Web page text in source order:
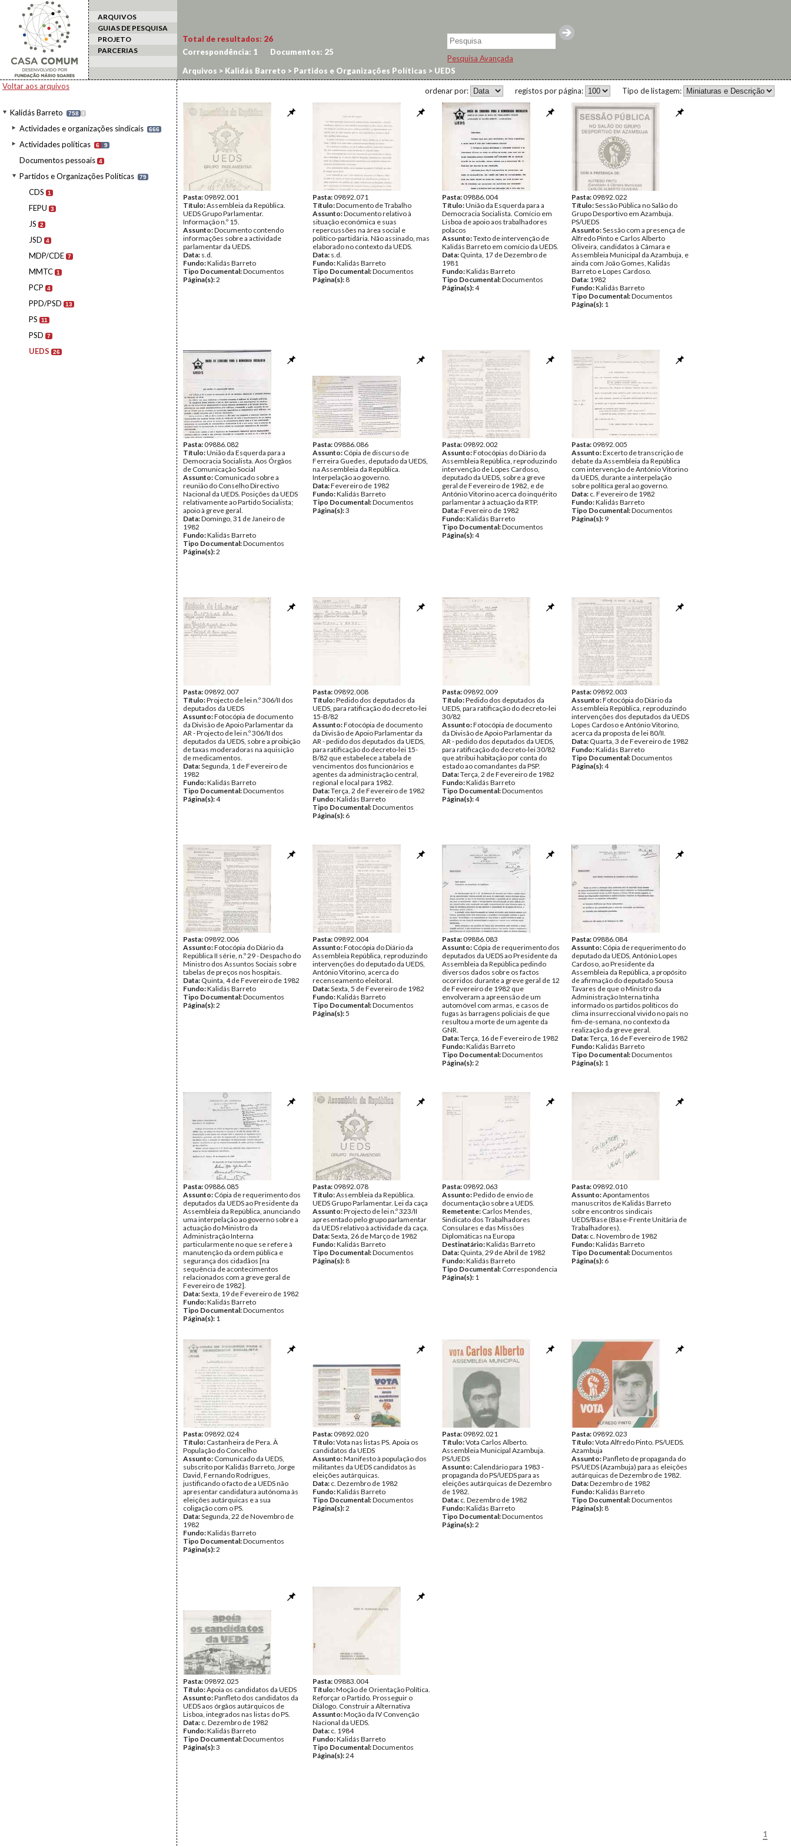
ARQUIVOS
GUIAS DE PESQUISA
PROJETO
PARCERIAS
Pesquisa Avançada
Voltar aos arquivos
Kalidás Barreto 758 I
Actividades e organizações sindicais 666
Actividades políticas 6 9
Documentos pessoais 4
Partidos e Organizações Políticas 79
CDS 1
FEPU 3
JS 2
JSD 4
MDP/CDE 7
MMTC 1
PCP 4
PPD/PSD 13
PS 11
PSD 7
UEDS 26
Total de resultados: 26
Correspondência: 1 Documentos: 25
Arquivos > Kalidás Barreto > Partidos e Organizações Políticas > UEDS
Tipo de listagem:
registos por página:
ordenar por:
Pasta:09892.001
Título:Assembleia da República.
UEDS Grupo Parlamentar.
Informação n.º 15.
Assunto:Documento contendo
informações sobre a actividade
parlamentar da UEDS.
Data: s.d.
Fundo:Kalidás Barreto
Tipo Documental:Documentos
Página(s):2
Pasta:09892.071
Título:Documento de Trabalho
Assunto:Documento relativo à
situação económica e suas
repercussões na área social e
político-partidária. Não assinado, mas
elaborado no contexto da UEDS.
Data: s.d.
Fundo:Kalidás Barreto
Tipo Documental:Documentos
Página(s): 8
Pasta:09886.004
Título:União da Esquerda para a
Democracia Socialista. Comício em
Lisboa de apoio aos trabalhadores
polacos
Assunto:Texto de intervenção de
Kalidás Barreto em comício da UEDS.
Data: Quinta, 17 de Dezembro de
1981
Fundo:Kalidás Barreto
Tipo Documental:Documentos
Página(s):4
Pasta:09892.022
Título:Sessão Pública no Salão do
Grupo Desportivo em Azambuja.
PS/UEDS
Assunto:Sessão com a presença de
Alfredo Pinto e Carlos Alberto
Oliveira, candidatos à Câmara e
Assembleia Municipal da Azambuja, e
ainda com João Gomes, Kalidás
Barreto e Lopes Cardoso.
Data: 1982
Fundo:Kalidás Barreto
Tipo Documental:Documentos
Página(s): 1
Pasta:09886.082
Título:União da Esquerda para a
Democracia Socialista. Aos Órgãos
de Comunicação Social
Assunto: Comunicado sobre a
reunião do Conselho Directivo
Nacional da UEDS. Posições da UEDS
relativamente ao Partido Socialista;
apoio à greve geral.
Data:Domingo, 31 de Janeiro de
1982
Fundo:Kalidás Barreto
Tipo Documental:Documentos
Página(s):2
Pasta:09886.086
Assunto: Cópia de discurso de
Ferreira Guedes, deputado da UEDS,
na Assembleia da República.
Interpelação ao governo.
Data:Fevereiro de 1982
Fundo:Kalidás Barreto
Tipo Documental:Documentos
Página(s):3
Pasta:09892.002
Assunto:Fotocópias do Diário da
Assembleia República, reproduzindo
intervenção de Lopes Cardoso,
deputado da UEDS, sobre a greve
geral de Fevereiro de 1982, e de
António Vitorino acerca do inquérito
parlamentar à actuação da RTP.
Data:Fevereiro de 1982
Fundo:Kalidás Barreto
Tipo Documental:Documentos
Página(s):4
Pasta:09892.005
Assunto:Excerto de transcrição de
debate da Assembleia da República
com intervenção de António Vitorino
da UEDS, durante a interpelação
sobre política geral ao governo.
Data: c. Fevereiro de 1982
Fundo:Kalidás Barreto
Tipo Documental:Documentos
Página(s): 9
Pasta:09892.007
Título:Projecto de lei n.º 306/II dos
deputados da UEDS
Assunto:Fotocópia de documento
da Divisão de Apoio Parlamentar da
AR - Projecto de lei n.º 306/II dos
deputados da UEDS, sobre a proibição
de taxas moderadoras na aquisição
de medicamentos.
Data:Segunda, 1 de Fevereiro de
1982
Fundo:Kalidás Barreto
Tipo Documental:Documentos
Página(s):4
Pasta:09892.008
Título:Pedido dos deputados da
UEDS, para ratificação do decreto-lei
15-B/82
Assunto:Fotocópia de documento
da Divisão de Apoio Parlamentar da
AR - pedido dos deputados da UEDS,
para ratificação do decreto-lei 15-
B/82 que estabelece a tabela de
vencimentos dos funcionários e
agentes da administração central,
regional e local para 1982.
Data:Terça, 2 de Fevereiro de 1982
Fundo:Kalidás Barreto
Tipo Documental:Documentos
Página(s): 6
Pasta:09892.009
Título:Pedido dos deputados da
UEDS, para ratificação do decreto-lei
30/82
Assunto:Fotocópia de documento
da Divisão de Apoio Parlamentar da
AR - pedido dos deputados da UEDS,
para ratificação do decreto-lei 30/82
que atribui habitação por conta do
estado ao comandantes da PSP.
Data:Terça, 2 de Fevereiro de 1982
Fundo:Kalidás Barreto
Tipo Documental:Documentos
Página(s):4
Pasta:09892.003
Assunto:Fotocópia do Diário da
Assembleia República, reproduzindo
intervenções dos deputados da UEDS
Lopes Cardoso e António Vitorino,
acerca da proposta de lei 80/II.
Data: Quarta, 3 de Fevereiro de 1982
Fundo:Kalidás Barreto
Tipo Documental:Documentos
Página(s):4
Pasta:09892.006
Assunto:Fotocópia do Diário da
República II série, n.º 29 - Despacho do
Ministro dos Assuntos Sociais sobre
tabelas de preços nos hospitais.
Data: Quinta, 4 de Fevereiro de 1982
Fundo:Kalidás Barreto
Tipo Documental:Documentos
Página(s):2
Pasta:09892.004
Assunto:Fotocópia do Diário da
Assembleia República, reproduzindo
intervenções do deputado da UEDS,
António Vitorino, acerca do
recenseamento eleitoral.
Data:Sexta, 5 de Fevereiro de 1982
Fundo:Kalidás Barreto
Tipo Documental:Documentos
Página(s):5
Pasta:09886.083
Assunto: Cópia de requerimento dos
deputados da UEDS ao Presidente da
Assembleia da República pedindo
diversos dados sobre os factos
ocorridos durante a greve geral de 12
de Fevereiro de 1982 que
envolveram a apreensão de um
automóvel com armas, e casos de
fugas às barragens policiais de que
resultou a morte de um agente da
GNR.
Data:Terça, 16 de Fevereiro de 1982
Fundo:Kalidás Barreto
Tipo Documental:Documentos
Página(s):2
Pasta:09886.084
Assunto: Cópia de requerimento do
deputado da UEDS, António Lopes
Cardoso, ao Presidente da
Assembleia da República, a propósito
de afirmação do deputado Sousa
Tavares de que o Ministro da
Administração Interna tinha
informado os partidos políticos do
clima insurreccional vivido no país no
fim-de-semana, no contexto da
realização da greve geral.
Data:Terça, 16 de Fevereiro de 1982
Fundo:Kalidás Barreto
Tipo Documental:Documentos
Página(s): 1
Pasta:09886.085
Assunto: Cópia de requerimento dos
deputados da UEDS ao Presidente da
Assembleia da República, anunciando
uma interpelação ao governo sobre a
actuação do Ministro da
Administração Interna
particularmente no que se refere à
manutenção da ordem pública e
segurança dos cidadãos [na
sequência de acontecimentos
relacionados com a greve geral de
Fevereiro de 1982].
Data:Sexta, 19 de Fevereiro de 1982
Fundo:Kalidás Barreto
Tipo Documental:Documentos
Página(s): 1
Pasta:09892.078
Título:Assembleia da República.
UEDS Grupo Parlamentar. Lei da caça
Assunto:Projecto de lei n.º 323/II
apresentado pelo grupo parlamentar
da UEDS relativo à actividade da caça.
Data:Sexta, 26 de Março de 1982
Fundo:Kalidás Barreto
Tipo Documental:Documentos
Página(s): 8
Pasta:09892.063
Assunto:Pedido de envio de
documentação sobre a UEDS.
Remetente: Carlos Mendes,
Sindicato dos Trabalhadores
Consulares e das Missões
Diplomáticas na Europa
Destinatário:Kalidás Barreto
Data: Quinta, 29 de Abril de 1982
Fundo:Kalidás Barreto
Tipo Documental: Correspondencia
Página(s): 1
Pasta:09892.010
Assunto:Apontamentos
manuscritos de Kalidás Barreto
sobre encontros sindicais
UEDS/Base (Base-Frente Unitária de
Trabalhadores).
Data: c. Novembro de 1982
Fundo:Kalidás Barreto
Tipo Documental:Documentos
Página(s): 6
Pasta:09892.024
Título: Castanheira de Pera. À
População do Concelho
Assunto: Comunicado da UEDS,
subscrito por Kalidás Barreto, Jorge
David, Fernando Rodrigues,
justificando o facto de a UEDS não
apresentar candidatura autónoma às
eleições autárquicas e a sua
coligação com o PS.
Data:Segunda, 22 de Novembro de
1982
Fundo:Kalidás Barreto
Tipo Documental:Documentos
Página(s):2
Pasta:09892.020
Título:Vota nas listas PS. Apoia os
candidatos da UEDS
Assunto:Manifesto à população dos
militantes da UEDS candidatos às
eleições autárquicas.
Data: c. Dezembro de 1982
Fundo:Kalidás Barreto
Tipo Documental:Documentos
Página(s):2
Pasta:09892.021
Título:Vota Carlos Alberto.
Assembleia Municipal Azambuja.
PS/UEDS
Assunto: Calendário para 1983 -
propaganda do PS/UEDS para as
eleições autárquicas de Dezembro
de 1982.
Data: c. Dezembro de 1982
Fundo:Kalidás Barreto
Tipo Documental:Documentos
Página(s):2
Pasta:09892.023
Título:Vota Alfredo Pinto. PS/UEDS.
Azambuja
Assunto:Panfleto de propaganda do
PS/UEDS (Azambuja) para as eleições
autárquicas de Dezembro de 1982.
Data:Dezembro de 1982
Fundo:Kalidás Barreto
Tipo Documental:Documentos
Página(s): 8
Pasta:09892.025
Título:Apoia os candidatos da UEDS
Assunto:Panfleto dos candidatos da
UEDS aos órgãos autárquicos de
Lisboa, integrados nas listas do PS.
Data: c. Dezembro de 1982
Fundo:Kalidás Barreto
Tipo Documental:Documentos
Página(s):3
Pasta:09883.004
Título:Moção de Orientação Política.
Reforçar o Partido. Prosseguir o
Diálogo. Construir a Alternativa
Assunto:Moção da IV Convenção
Nacional da UEDS.
Data: c. 1984
Fundo:Kalidás Barreto
Tipo Documental:Documentos
Página(s):24
1